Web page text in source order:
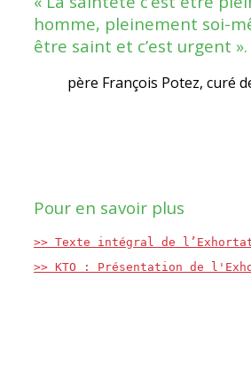
homme, pleinement soi-
être saint et c’est urgent ».
père François Potez, curé
Pour en savoir plus
>> Texte intégral de
>> KTO : Présentation de